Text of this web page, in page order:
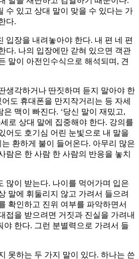
수 있고 상대 말이 맞을 수 있다는 가
다.
입장을 내려놓아야 한다. 내 편 네 편
다. 나의 입장에만 갇혀 있으면 객관
말이 아전인수식으로 해석되며, 견
생각하거나 딴짓하며 듣지 말아야 한
도 휴대폰을 만지작거리는 등 자세
맥이 빠진다. ‘당신 말이 재밌고,
로 상대 말에 집중해야 한다. 강의를
어도 호기심 어린 눈빛으로 내 말을
환하게 불이 들어온다. 아무리 많은
람은 한 사람 한 사람의 반응을 놓치
많이 받는다. 나이를 먹어가며 입은
말에 휘둘리지 않고 가려서 들으려
확인하고 진위 여부를 파악하면서
접을 받으려면 거짓과 진실을 가려내
야 한다. 그런 분별력으로 가려서 들
못하는 두 가지 말이 있다. 하나는 쓴